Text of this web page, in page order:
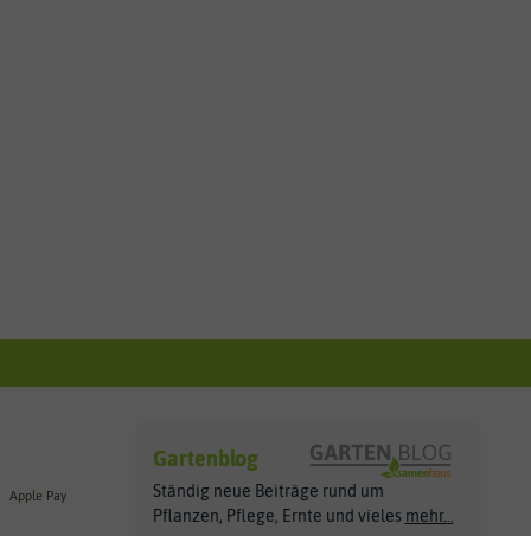
Apple Pay
Gartenblog
Ständig neue Beiträge rund um
Pflanzen, Pflege, Ernte und vieles mehr...